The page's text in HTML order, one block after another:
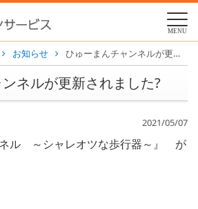
MENU
お知らせ ひゅーまんチャンネルが更新されました?
ネルが更新されました?
2021/05/07
ネル ～シャレオツな歩行器～』 が